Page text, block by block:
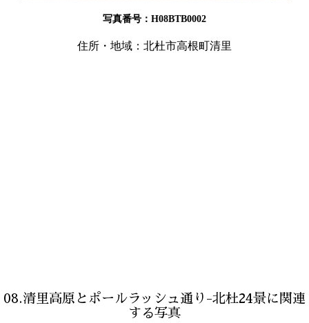
写真番号：H08BTB0002
住所・地域：北杜市高根町清里
08.清里高原とポールラッシュ通り-北杜24景に関連
する写真